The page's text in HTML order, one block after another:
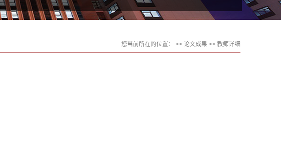
您当前所在的位置： >> 论文成果 >> 教师详细